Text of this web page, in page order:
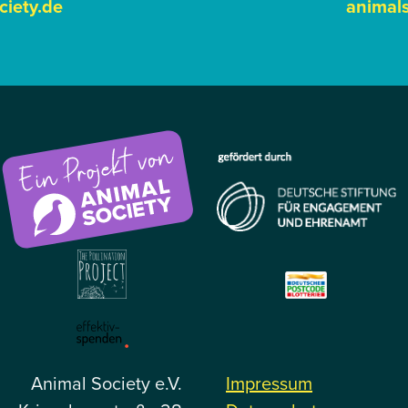
Animal Society e.V.
Impressum